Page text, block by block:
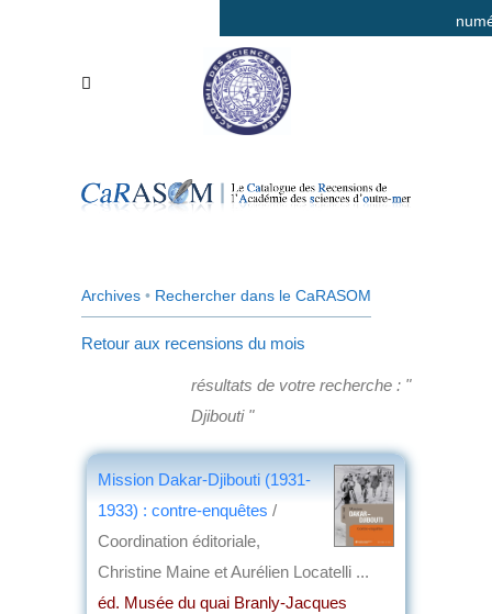
Archives • Rechercher dans le CaRASOM
Retour aux recensions du mois
résultats de votre recherche : "
Djibouti "
Mission Dakar-Djibouti (1931-
1933) : contre-enquêtes /
Coordination éditoriale,
Christine Maine et Aurélien Locatelli ...
éd. Musée du quai Branly-Jacques